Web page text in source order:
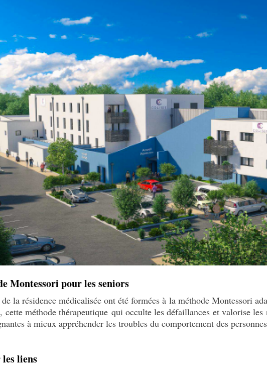
Montessori pour les seniors
la résidence médicalisée ont été formées à la méthode Montessori
cette méthode thérapeutique qui occulte les défaillances et valorise
à mieux appréhender les troubles du comportement des
liens